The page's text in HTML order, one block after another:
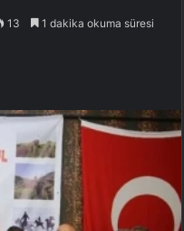
13 1 dakika okuma süresi